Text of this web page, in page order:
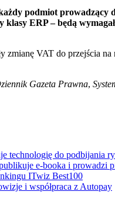
podmiot prowadzący
ERP – będą
VAT do przejścia
Gazeta Prawna,
technologię do podbijania
e-booka i prowadzi
ITwiz Best100
i współpraca z Autopay